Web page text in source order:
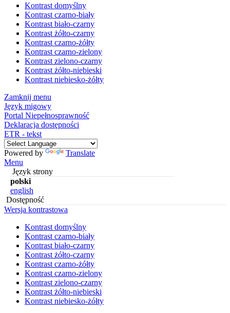
Kontrast domyślny
Kontrast czarno-biały
Kontrast biało-czarny
Kontrast żółto-czarny
Kontrast czarno-żółty
Kontrast czarno-zielony
Kontrast zielono-czarny
Kontrast żółto-niebieski
Kontrast niebiesko-żółty
Zamknij menu
Język migowy
Portal Niepełnosprawność
Deklaracja dostępności
ETR - tekst
Powered by
Translate
Menu
Język strony
polski
english
Dostępność
Wersja kontrastowa
Kontrast domyślny
Kontrast czarno-biały
Kontrast biało-czarny
Kontrast żółto-czarny
Kontrast czarno-żółty
Kontrast czarno-zielony
Kontrast zielono-czarny
Kontrast żółto-niebieski
Kontrast niebiesko-żółty